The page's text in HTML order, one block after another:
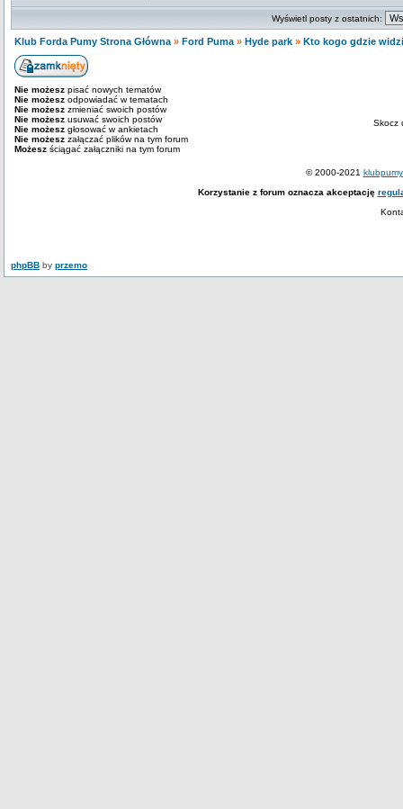
Wyświetl posty z ostatnich:
Klub Forda Pumy Strona Główna » Ford Puma » Hyde park » Kto kogo gdzie
Nie możesz pisać nowych tematów
Nie możesz odpowiadać w tematach
Nie możesz zmieniać swoich postów
Nie możesz usuwać swoich postów
Nie możesz głosować w ankietach
Nie możesz załączać plików na tym forum
Możesz ściągać załączniki na tym forum
Skocz
© 2000-2021
Korzystanie z forum oznacza akceptację
phpBB by przemo